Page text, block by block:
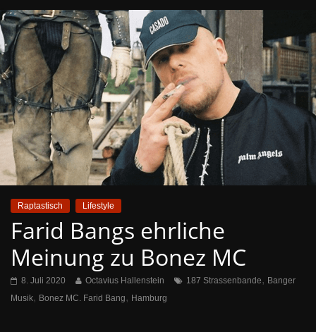
Raptastisch Lifestyle
Farid Bangs ehrliche
Meinung zu Bonez MC
8. Juli 2020 Octavius Hallenstein 187 Strassenbande, Banger
Musik, Bonez MC. Farid Bang, Hamburg